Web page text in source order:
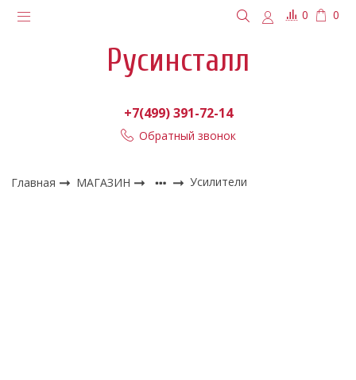
0 0
Русинсталл
+7(499) 391-72-14
Обратный звонок
Главная МАГАЗИН Усилители